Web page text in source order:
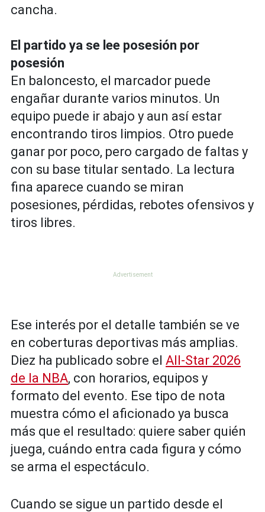
cancha.
El partido ya se lee posesión por
posesión
En baloncesto, el marcador puede
engañar durante varios minutos. Un
equipo puede ir abajo y aun así estar
encontrando tiros limpios. Otro puede
ganar por poco, pero cargado de faltas y
con su base titular sentado. La lectura
fina aparece cuando se miran
posesiones, pérdidas, rebotes ofensivos y
tiros libres.
Ese interés por el detalle también se ve
en coberturas deportivas más amplias.
Diez ha publicado sobre el All-Star 2026
de la NBA, con horarios, equipos y
formato del evento. Ese tipo de nota
muestra cómo el aficionado ya busca
más que el resultado: quiere saber quién
juega, cuándo entra cada figura y cómo
se arma el espectáculo.
Cuando se sigue un partido desde el